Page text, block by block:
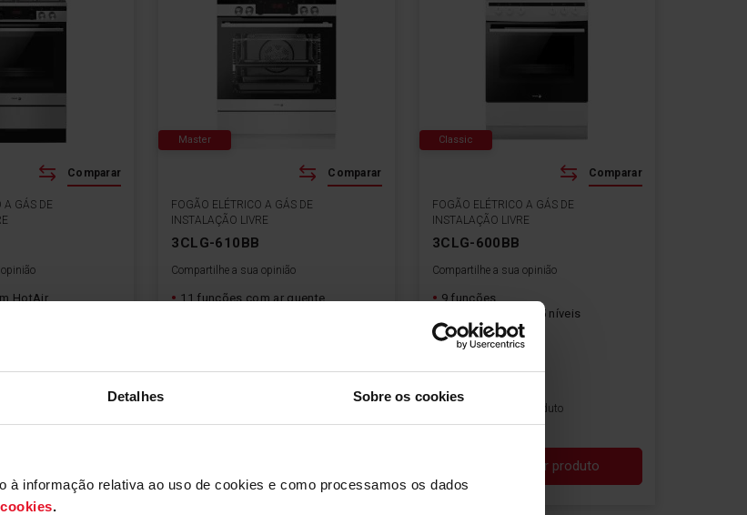
Detalhes Sobre os cookies
à informação relativa ao uso de cookies e como processamos os dados
.
A GÁS DE
HotAir
Comparar
FOGÃO ELÉTRICO A GÁS DE
INSTALAÇÃO LIVRE
3CLG-610BB
Compartilhe a sua opinião
11 funções com ar quente
Comparar
Master
FOGÃO ELÉTRICO A GÁS DE
INSTALAÇÃO LIVRE
3CLG-600BB
Ver produto
Compartilhe a sua opinião
9 funções
Guias laterais em 5 níveis
60 cm
Ficha de produto
Comparar
Classic